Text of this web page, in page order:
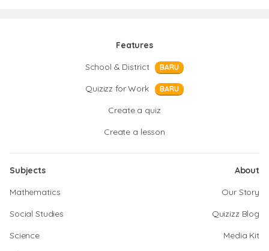
Features
School & District
BARU
Quizizz for Work BARU
Create a quiz
Create a lesson
Subjects
Mathematics
Social Studies
Science
About
Our Story
Quizizz Blog
Media Kit